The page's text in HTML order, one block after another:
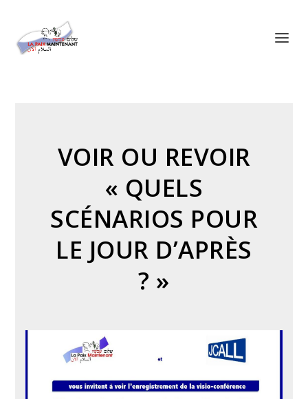
VOIR OU REVOIR
« QUELS
SCÉNARIOS POUR
LE JOUR D’APRÈS
? »